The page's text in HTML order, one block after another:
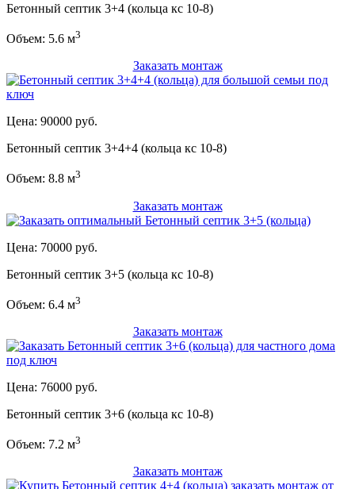
Бетонный септик 3+4 (кольца кс 10-8)
Объем: 5.6 м3
Заказать монтаж
Цена: 90000 руб.
Бетонный септик 3+4+4 (кольца кс 10-8)
Объем: 8.8 м3
Заказать монтаж
Цена: 70000 руб.
Бетонный септик 3+5 (кольца кс 10-8)
Объем: 6.4 м3
Заказать монтаж
Цена: 76000 руб.
Бетонный септик 3+6 (кольца кс 10-8)
Объем: 7.2 м3
Заказать монтаж